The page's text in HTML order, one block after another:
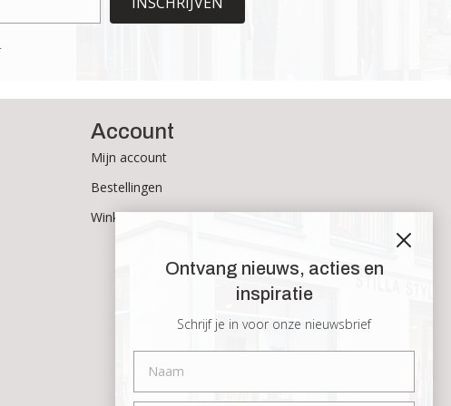
Account
Mijn account
Bestellingen
Winkelmand
Ontvang nieuws, acties en
inspiratie
Schrijf je in voor onze nieuwsbrief